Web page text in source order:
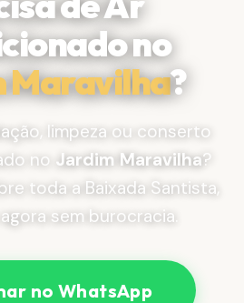
no
Maravilha?
limpeza ou conserto
no Jardim Maravilha?
toda a Baixada Santista,
sem burocracia.
no WhatsApp